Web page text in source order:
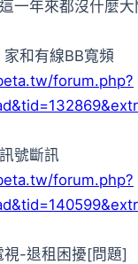
一年來都沒什麼大
和有線BB寬頻
forum.php?
號斷訊
forum.php?
-退租困擾[問題]